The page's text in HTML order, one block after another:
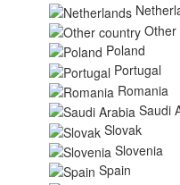
Other
Poland
Portugal
Romania
Saudi
Slovak
Slovenia
Spain